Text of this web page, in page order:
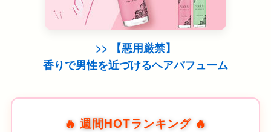
>> 【悪用厳禁】
香りで男性を近づけるヘアパフューム
🔥 週間HOTランキング 🔥